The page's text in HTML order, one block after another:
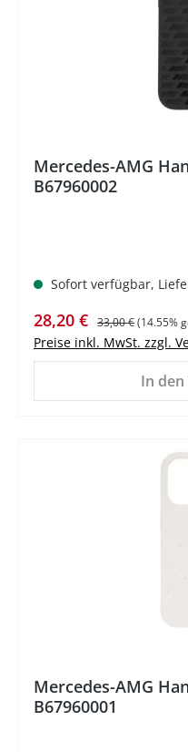
Mercedes-AMG
B67960002
Sofort verfügbar,
Verkaufspreis:
28,20 € Regulärer Preis:
33,00 €(14.55%
Preise inkl. MwSt. zzgl.
In
Mercedes-AMG
B67960001